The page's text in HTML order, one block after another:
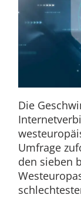
Die
Umfrage
den sieben